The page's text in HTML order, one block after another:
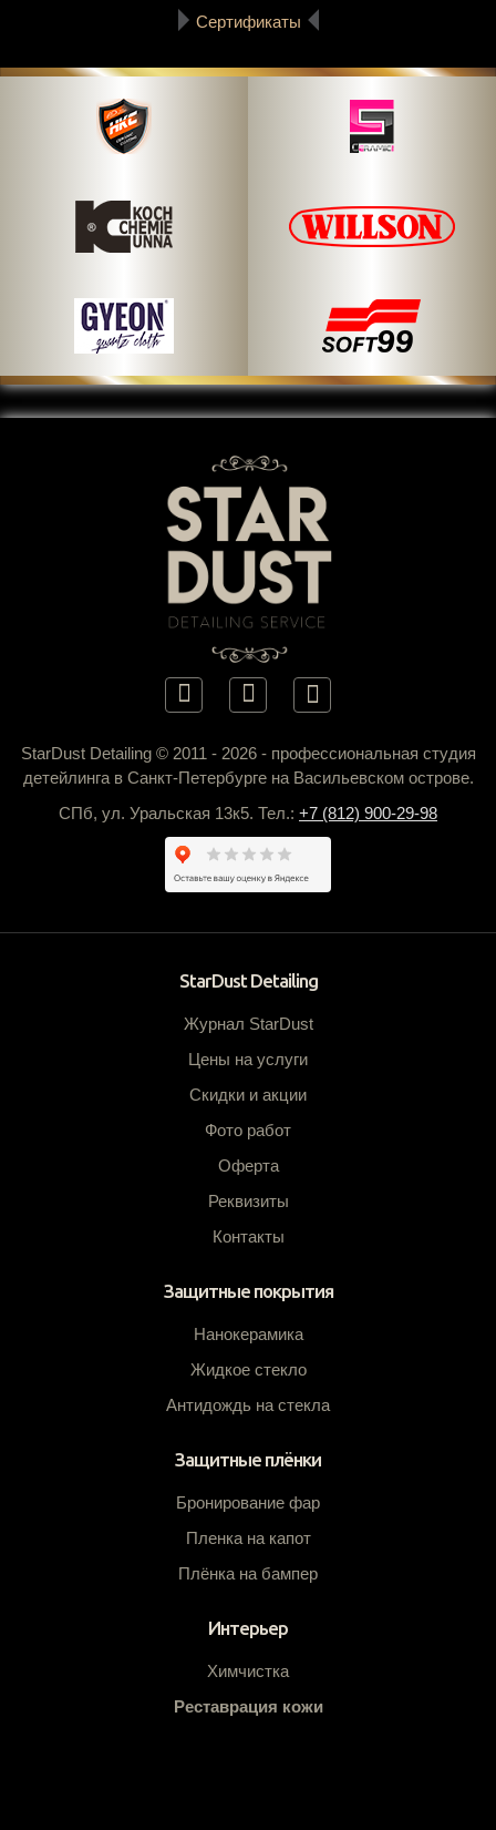
Сертификаты
StarDust Detailing © 2011 - 2026 - профессиональная студия
детейлинга в Санкт-Петербурге на Васильевском острове.
СПб, ул. Уральская 13к5. Тел.: +7 (812) 900-29-98
StarDust Detailing
Журнал StarDust
Цены на услуги
Скидки и акции
Фото работ
Оферта
Реквизиты
Контакты
Защитные покрытия
Нанокерамика
Жидкое стекло
Антидождь на стекла
Защитные плёнки
Бронирование фар
Пленка на капот
Плёнка на бампер
Интерьер
Химчистка
Реставрация кожи